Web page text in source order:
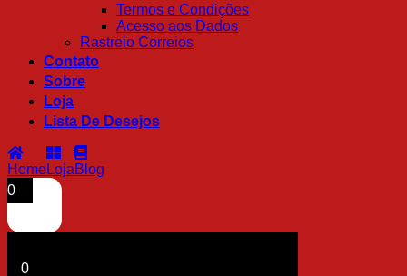
Termos e Condições
Acesso aos Dados
Rastreio Correios
Contato
Sobre
Loja
Lista De Desejos
HomeLojaBlog
0
0